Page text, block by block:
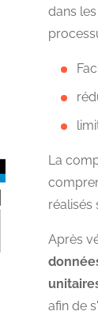
dans
La
réalisés
Après
afin de